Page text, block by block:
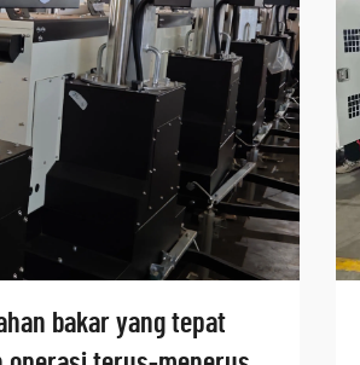
bakar yang tepat